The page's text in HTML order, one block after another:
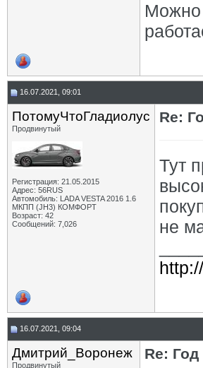
Можно
16.07.2021, 09:01
ПотомуЧтоГладиолус
Продвинутый
Регистрация: 21.05.2015
Адрес: 56RUS
Автомобиль: LADA VESTA 2016 1.6
МКПП (JH3) КОМФОРТ
Возраст: 42
Сообщений: 7,026
Re:
Тут
не
16.07.2021, 09:04
Дмитрий_Воронеж
Продвинутый
Re: